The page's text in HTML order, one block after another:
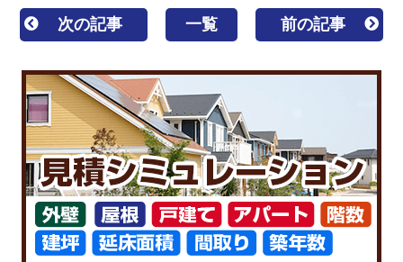
次の記事 一覧 前の記事